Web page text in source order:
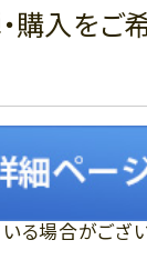
購入をご
る場合がござ